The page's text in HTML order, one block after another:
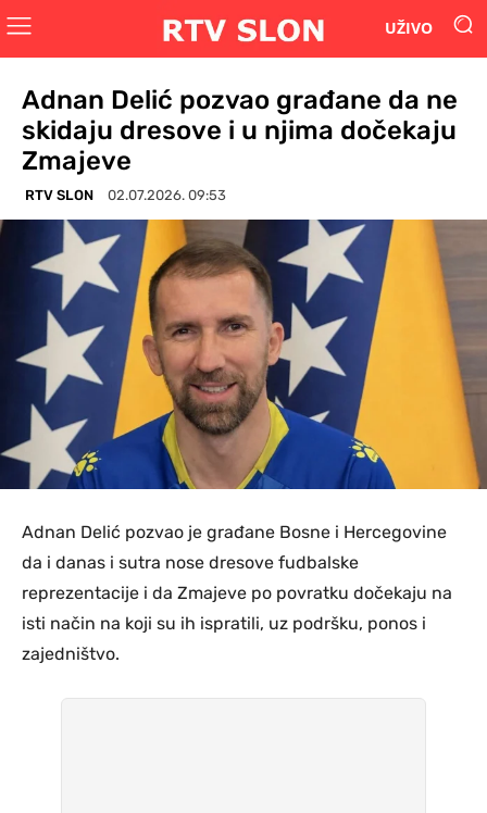
UŽIVO
Adnan Delić pozvao građane da ne
skidaju dresove i u njima dočekaju
Zmajeve
RTV SLON 02.07.2026. 09:53
Adnan Delić pozvao je građane Bosne i Hercegovine
da i danas i sutra nose dresove fudbalske
reprezentacije i da Zmajeve po povratku dočekaju na
isti način na koji su ih ispratili, uz podršku, ponos i
zajedništvo.